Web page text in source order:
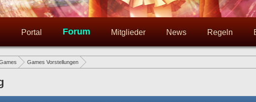
Portal Forum Mitglieder News Regeln
Games Vorstellungen